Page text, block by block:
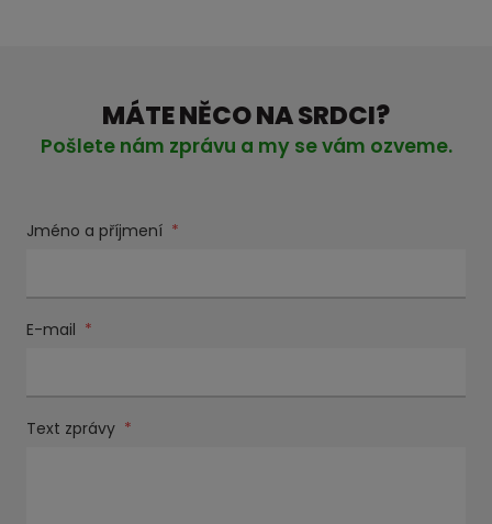
MÁTE NĚCO NA SRDCI?
Pošlete nám zprávu a my se vám ozveme.
Jméno a příjmení *
E-mail *
Text zprávy *